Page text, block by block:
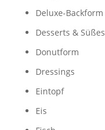
Deluxe-Backform
Desserts & Süßes
Donutform
Dressings
Eintopf
Eis